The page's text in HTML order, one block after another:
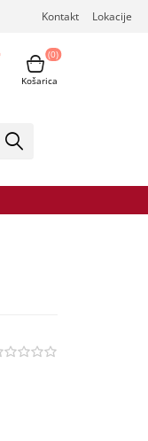
Kontakt Lokacije
Košarica
(0)